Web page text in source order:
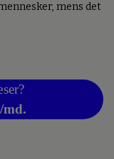
mens det
md.